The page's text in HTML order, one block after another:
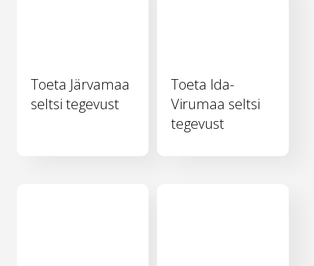
Toeta Järvamaa
seltsi tegevust
Toeta Ida-
Virumaa seltsi
tegevust